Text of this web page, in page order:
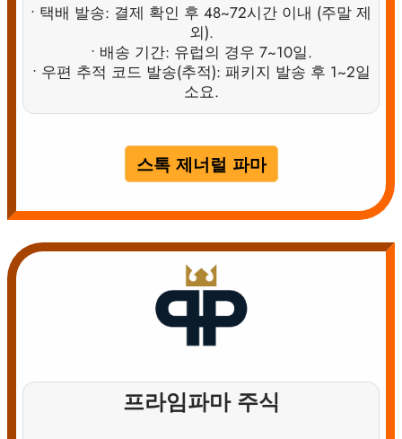
• 택배 발송: 결제 확인 후 48~72시간 이내 (주말 제
외).
• 배송 기간: 유럽의 경우 7~10일.
• 우편 추적 코드 발송(추적): 패키지 발송 후 1~2일
소요.
스톡 제너럴 파마
프라임파마 주식